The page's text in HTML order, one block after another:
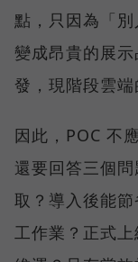
點，只因為「
變成昂貴的展
發，現階段雲端
因此，POC 不
還要回答三個
取？導入後能
工作業？正式